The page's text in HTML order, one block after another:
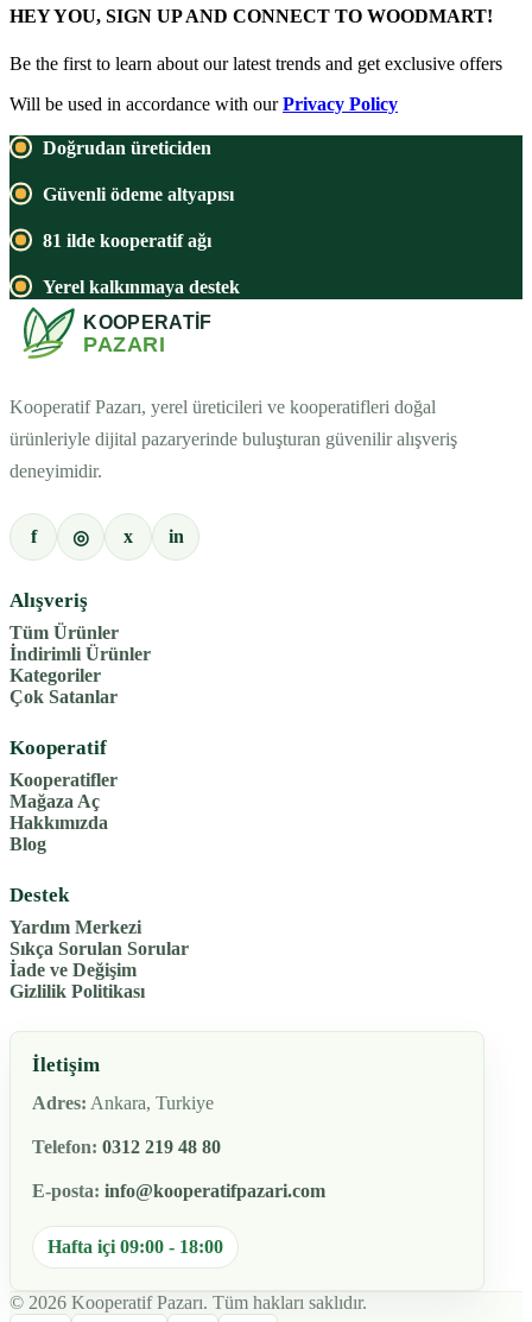
HEY YOU, SIGN UP AND CONNECT TO WOODMART!
Be the first to learn about our latest trends and get exclusive offers
Will be used in accordance with ourPrivacy Policy
Doğrudan üreticiden
Güvenli ödeme altyapısı
81 ilde kooperatif ağı
Yerel kalkınmaya destek
Kooperatif Pazarı, yerel üreticileri ve kooperatifleri doğal
ürünleriyle dijital pazaryerinde buluşturan güvenilir alışveriş
deneyimidir.
f ◎ x in
Alışveriş
Tüm Ürünler
İndirimli Ürünler
Kategoriler
Çok Satanlar
Kooperatif
Kooperatifler
Mağaza Aç
Hakkımızda
Blog
Destek
Yardım Merkezi
Sıkça Sorulan Sorular
İade ve Değişim
Gizlilik Politikası
İletişim
Adres: Ankara, Turkiye
Telefon: 0312 219 48 80
E-posta: info@kooperatifpazari.com
Hafta içi 09:00 - 18:00
© 2026 Kooperatif Pazarı. Tüm hakları saklıdır.